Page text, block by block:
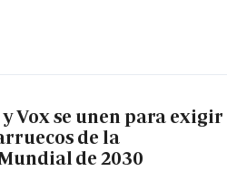
Vox se unen para exigir
de la
de 2030